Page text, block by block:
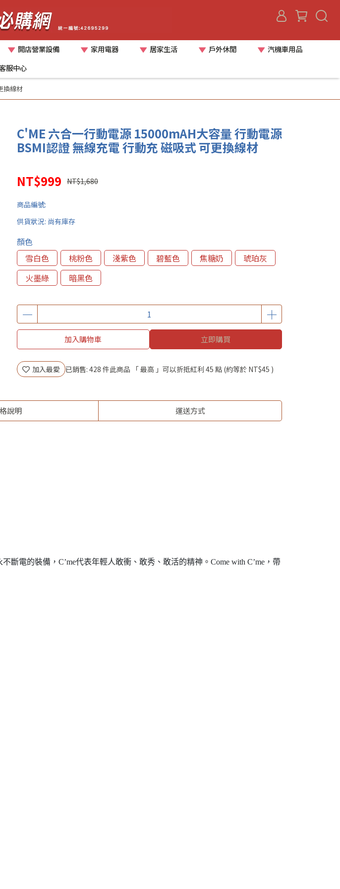
開店營業設備 家用電器 居家生活 戶外休閒
汽機車用品
服中心
換線材
C'ME 六合一行動電源 15000mAH大容量 行動電源
BSMI認證 無線充電 行動充 磁吸式 可更換線材
NT$999 NT$1,680
商品編號:
供貨狀況: 尚有庫存
顏色
雪白色
桃粉色 淺紫色 碧藍色 焦糖奶
琥珀灰
火墨綠
暗黑色
加入購物車 立即購買
加入最愛 已銷售: 428 件此商品 「 最高 」可以折抵紅利 45 點 (約等於 NT$45 )
說明 運送方式
電的裝備，C’me代表年輕人敢衝、敢秀、敢活的精神。Come with C’me，帶